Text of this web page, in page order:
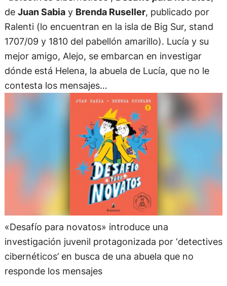
de Juan Sabiay ​ Brenda Ruseller, publicado por
Ralenti (lo encuentran en la isla de Big Sur, stand
1707/09 y 1810 del pabellón amarillo). Lucía y su
mejor amigo, Alejo, se embarcan en investigar
dónde está Helena, la abuela de Lucía, que no le
contesta los mensajes…
«Desafío para novatos» introduce una
investigación juvenil protagonizada por ‘detectives
cibernéticos’ en busca de una abuela que no
responde los mensajes